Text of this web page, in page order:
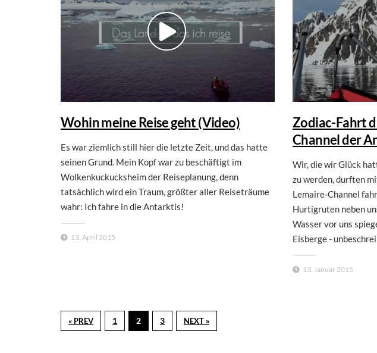
Wohin meine Reise geht (Video)
Es war ziemlich still hier die letzte Zeit, und das hatte
seinen Grund. Mein Kopf war zu beschäftigt im
Wolkenkuckucksheim der Reiseplanung, denn
tatsächlich wird ein Traum, größter aller Reiseträume
wahr: Ich fahre in die Antarktis!
13. April 2015
Zodiac-Fahrt
Channel der
Wir, die wir Glück
zu werden, durften
Lemaire-Channel
Hurtigruten neben
Wasser vor uns
Eisberge -
13. Januar 2015
« PREV 1 2 3 NEXT »